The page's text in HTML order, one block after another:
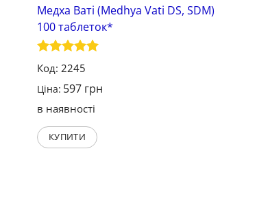
Медха Ваті (Medhya Vati DS, SDM)
100 таблеток*
Оцінено в
5з 5
Код: 2245
Ціна: 597 грн
в наявності
КУПИТИ